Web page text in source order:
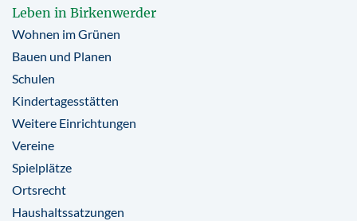
Leben in Birkenwerder
Wohnen im Grünen
Bauen und Planen
Schulen
Kindertagesstätten
Weitere Einrichtungen
Vereine
Spielplätze
Ortsrecht
Haushaltssatzungen